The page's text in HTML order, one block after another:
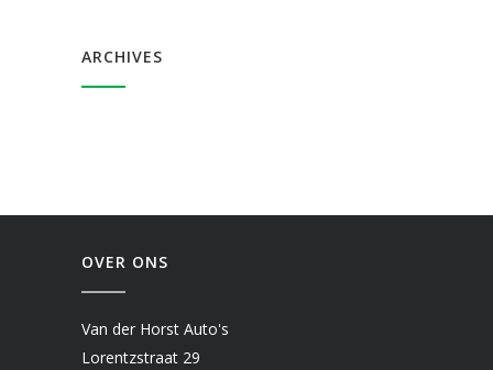
ARCHIVES
OVER ONS
Van der Horst Auto's
Lorentzstraat 29